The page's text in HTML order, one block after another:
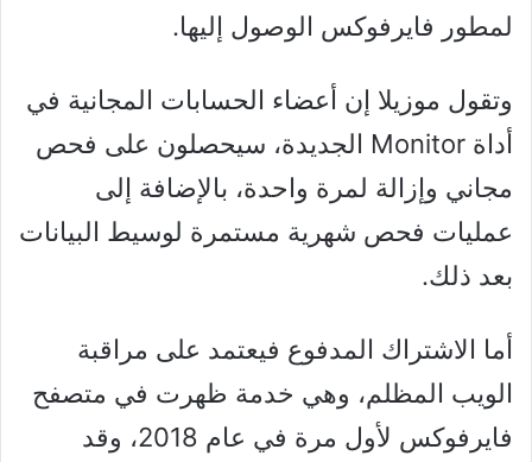
لمطور فايرفوكس الوصول إليها.
وتقول موزيلا إن أعضاء الحسابات المجانية في
أداة Monitor الجديدة، سيحصلون على فحص
مجاني وإزالة لمرة واحدة، بالإضافة إلى
عمليات فحص شهرية مستمرة لوسيط البيانات
بعد ذلك.
أما الاشتراك المدفوع فيعتمد على مراقبة
الويب المظلم، وهي خدمة ظهرت في متصفح
فايرفوكس لأول مرة في عام 2018، وقد